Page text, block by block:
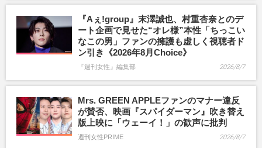
『Aぇ!group』末澤誠也、村重杏奈とのデ
ート企画で見せた“オレ様”本性「ちっこい
なこの男」ファンの擁護も虚しく視聴者ド
ン引き《2026年8月Choice》
『週刊女性』編集部 2026/8/7
Mrs. GREEN APPLEファンのマナー違反
が賛否、映画『スパイダーマン』吹き替え
版上映に「ウェーイ！」の歓声に批判
週刊女性PRIME 2026/8/7